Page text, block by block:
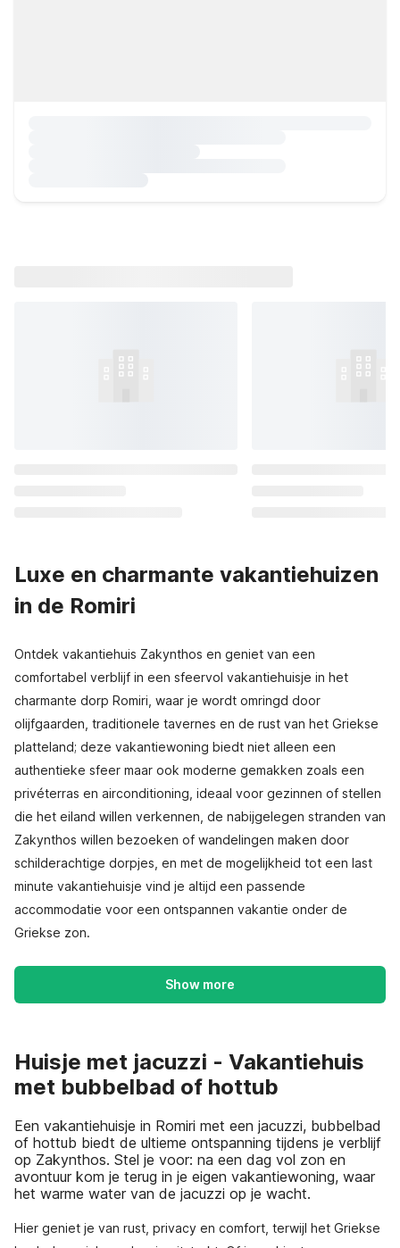
Luxe en charmante vakantiehuizen
in de Romiri
Ontdek vakantiehuis Zakynthos en geniet van een
comfortabel verblijf in een sfeervol vakantiehuisje in het
charmante dorp Romiri, waar je wordt omringd door
olijfgaarden, traditionele tavernes en de rust van het Griekse
platteland; deze vakantiewoning biedt niet alleen een
authentieke sfeer maar ook moderne gemakken zoals een
privéterras en airconditioning, ideaal voor gezinnen of stellen
die het eiland willen verkennen, de nabijgelegen stranden van
Zakynthos willen bezoeken of wandelingen maken door
schilderachtige dorpjes, en met de mogelijkheid tot een last
minute vakantiehuisje vind je altijd een passende
accommodatie voor een ontspannen vakantie onder de
Griekse zon.
Show more
Huisje met jacuzzi - Vakantiehuis
met bubbelbad of hottub
Een vakantiehuisje in Romiri met een jacuzzi, bubbelbad
of hottub biedt de ultieme ontspanning tijdens je verblijf
op Zakynthos. Stel je voor: na een dag vol zon en
avontuur kom je terug in je eigen vakantiewoning, waar
het warme water van de jacuzzi op je wacht.
Hier geniet je van rust, privacy en comfort, terwijl het Griekse